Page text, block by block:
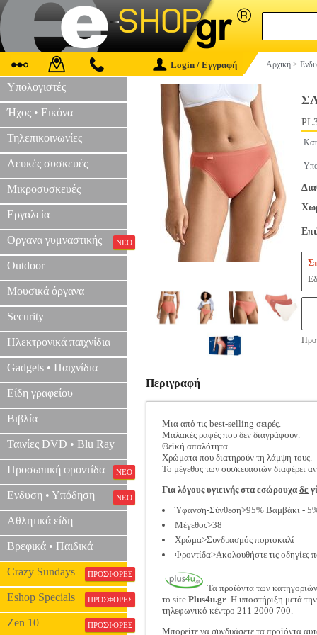
Login / Εγγραφή Αρχική >
Υπολογιστές
Ήχος • Εικόνα
Τηλεπικοινωνίες
Λευκές συσκευές
Μικροσυσκευές
Εργαλεία
Οργανα γυμναστικής ΝΕΟ
Outdoor
Μουσικά όργανα
Security
Ηλεκτρονικά παιχνίδια
Gadgets • Παιχνίδια
Είδη γραφείου
Βιβλία
Ταινίες DVD • Blu Ray
Προσωπική φροντίδα ΝΕΟ
Ενδυση • Υπόδηση ΝΕΟ
Αθλητικά είδη
Βρεφικά • Παιδικά
Crazy Sundays ΠΡΟΣΦΟΡΕΣ
Eshop Specials ΠΡΟΣΦΟΡΕΣ
Zen 10 ΠΡΟΣΦΟΡΕΣ
Περιγραφή
Μια από τις best-selling σειρές.
Μαλακές ραφές που δεν διαγράφουν.
Θεϊκή απαλότητα.
Χρώματα που διατηρούν τη λάμψη τους.
Το μέγεθος των συσκευασιών διαφέρει
Για λόγους υγιεινής στα εσώρουχα δε
Ύφανση-Σύνθεση>95% Βαμβάκι -
Μέγεθος>38
Χρώμα>Συνδυασμός πορτοκαλί
Φροντίδα>Ακολουθήστε τις οδηγίες
Τα προϊόντα των κατηγοριών
το site Plus4u.gr. Η υποστήριξη μετά
τηλεφωνικό κέντρο 211 2000 700.
Μπορείτε να συνδυάσετε τα προϊόντα